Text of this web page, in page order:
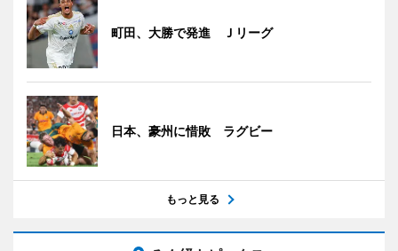
町田、大勝で発進 Ｊリーグ
日本、豪州に惜敗 ラグビー
もっと見る